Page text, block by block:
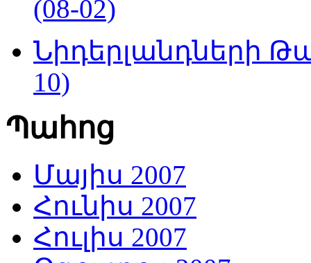
(08-02)
Նիդերլանդների
10)
Պահոց
Մայիս 2007
Հունիս 2007
Հուլիս 2007